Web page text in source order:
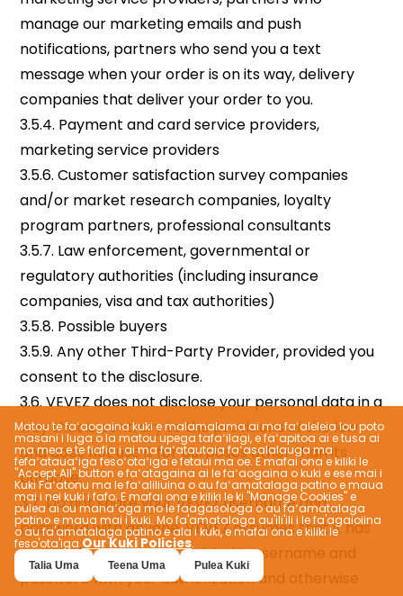
Matou te faʻaogaina kuki e malamalama ai ma faʻaleleia lou poto
masani i luga o la matou upega tafaʻilagi, e faʻapitoa ai e tusa ai
ma mea e te fiafia i ai ma faʻatautaia faʻasalalauga ma
fefaʻatauaʻiga fesoʻotaʻiga e fetaui ma oe. E mafai ona e kiliki le
"Accept All" button e faʻatagaina ai le faʻaogaina o kuki e ese mai i
Kuki Faʻatonu ma le faʻaliliuina o au faʻamatalaga patino e maua
mai i nei kuki i fafo; E mafai ona e kiliki le ki "Manage Cookies" e
pulea ai ou manaʻoga mo le faagasologa o au faʻamatalaga
patino e maua mai i kuki. Mo fa'amatalaga au'ili'ili i le fa'agaioiina
o au fa'amatalaga patino e ala i kuki, e mafai ona e kiliki le
feso'ota'iga Our Kuki Policies.
Talia Uma Teena Uma Pulea Kuki